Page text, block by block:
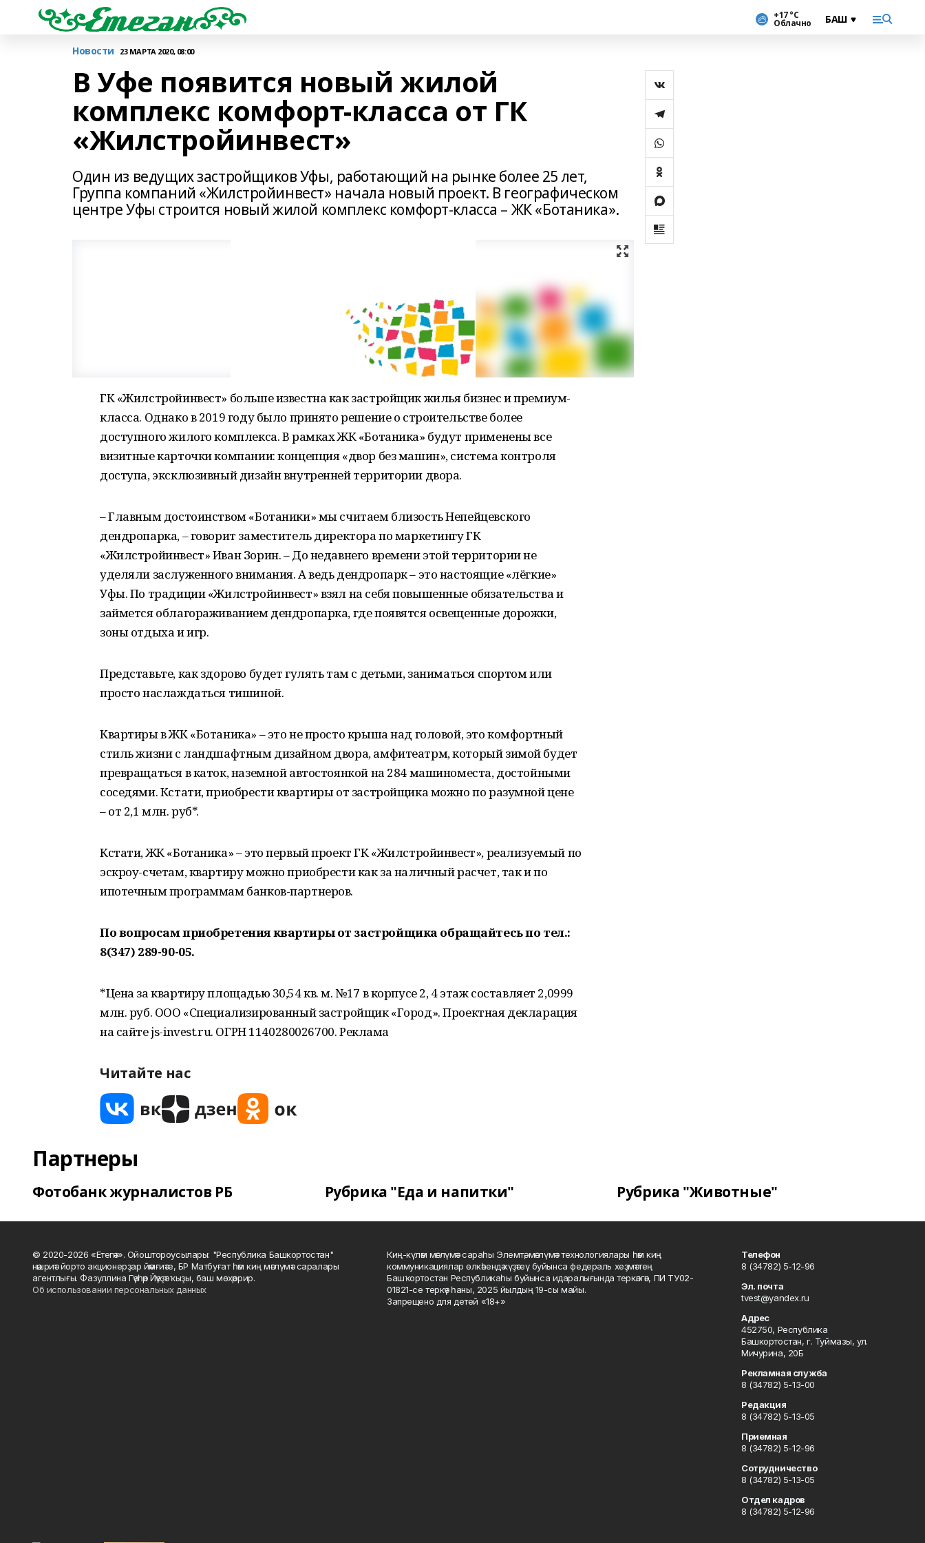
+17 °С
Облачно
Новости 23 МАРТА 2020, 08:00
В Уфе появится новый жилой
комплекс комфорт-класса от ГК
«Жилстройинвест»
Один из ведущих застройщиков Уфы, работающий на рынке более 25 лет,
Группа компаний «Жилстройинвест» начала новый проект. В географическом
центре Уфы строится новый жилой комплекс комфорт-класса – ЖК «Ботаника».
ГК «Жилстройинвест» больше известна как застройщик жилья бизнес и премиум-
класса. Однако в 2019 году было принято решение о строительстве более
доступного жилого комплекса. В рамках ЖК «Ботаника» будут применены все
визитные карточки компании: концепция «двор без машин», система контроля
доступа, эксклюзивный дизайн внутренней территории двора.
– Главным достоинством «Ботаники» мы считаем близость Непейцевского
дендропарка, – говорит заместитель директора по маркетингу ГК
«Жилстройинвест» Иван Зорин. – До недавнего времени этой территории не
уделяли заслуженного внимания. А ведь дендропарк – это настоящие «лёгкие»
Уфы. По традиции «Жилстройинвест» взял на себя повышенные обязательства и
займется облагораживанием дендропарка, где появятся освещенные дорожки,
зоны отдыха и игр.
Представьте, как здорово будет гулять там с детьми, заниматься спортом или
просто наслаждаться тишиной.
Квартиры в ЖК «Ботаника» – это не просто крыша над головой, это комфортный
стиль жизни с ландшафтным дизайном двора, амфитеатрм, который зимой будет
превращаться в каток, наземной автостоянкой на 284 машиноместа, достойными
соседями. Кстати, приобрести квартиры от застройщика можно по разумной цене
– от 2,1 млн. руб*.
Кстати, ЖК «Ботаника» – это первый проект ГК «Жилстройинвест», реализуемый по
эскроу-счетам, квартиру можно приобрести как за наличный расчет, так и по
ипотечным программам банков-партнеров.
По вопросам приобретения квартиры от застройщика обращайтесь по тел.:
8(347) 289-90-05.
*Цена за квартиру площадью 30,54 кв. м. №17 в корпусе 2, 4 этаж составляет 2,0999
млн. руб. ООО «Специализированный застройщик «Город». Проектная декларация
на сайте js-invest.ru. ОГРН 1140280026700. Реклама
Читайте нас
Партнеры
Фотобанк журналистов РБ Рубрика "Еда и напитки" Рубрика "Животные"
© 2020-2026 «Етегән». Ойоштороусылары: "Республика Башкортостан"
нәшриәт йорто акционерҙар йәмғиәте, БР Матбуғат һәм киң мәғлүмәт саралары
агентлығы. Фазуллина Гәүһәр Йәүҙәт ҡыҙы, баш мөхәррир.
Об использовании персональных данных
Киң-күләм мәғлүмәт сараһы Элемтә, мәғлүмәт технологиялары һәм киң
коммуникациялар өлкәһендә күҙәтеү буйынса федераль хеҙмәттең
Башҡортостан Республикаһы буйынса идаралығында теркәлгән, ПИ ТУ02-
01821-се теркәү һаны, 2025 йылдың 19-сы майы.
Запрещено для детей «18+»
Телефон
8 (34782) 5-12-96
Эл. почта
tvest@yandex.ru
Адрес
452750, Республика
Башкортостан, г. Туймазы, ул.
Мичурина, 20Б
Рекламная служба
8 (34782) 5-13-00
Редакция
8 (34782) 5-13-05
Приемная
8 (34782) 5-12-96
Сотрудничество
8 (34782) 5-13-05
Отдел кадров
8 (34782) 5-12-96